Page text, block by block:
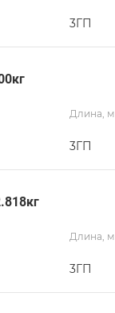
3ГП
Длина, м
3ГП
Длина, м
3ГП